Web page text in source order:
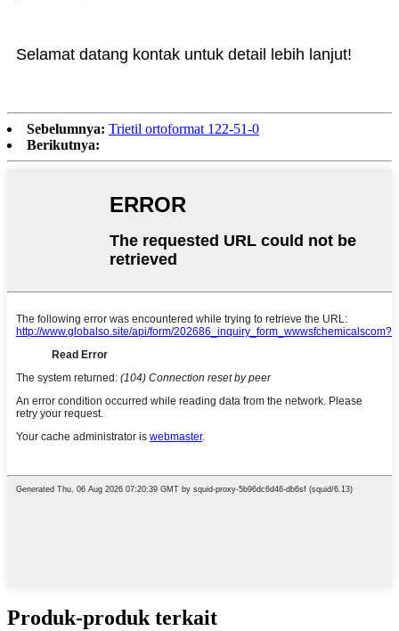
Selamat datang kontak untuk detail lebih lanjut!
Sebelumnya: Trietil ortoformat 122-51-0
Berikutnya:
Produk-produk terkait